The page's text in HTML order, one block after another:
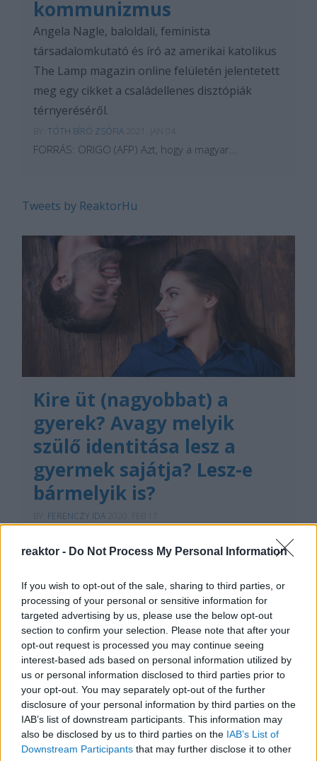
reaktor - Do Not Process My Personal Information
If you wish to opt-out of the sale, sharing to third parties, or
processing of your personal or sensitive information for
targeted advertising by us, please use the below opt-out
section to confirm your selection. Please note that after your
opt-out request is processed you may continue seeing
interest-based ads based on personal information utilized by
us or personal information disclosed to third parties prior to
your opt-out. You may separately opt-out of the further
disclosure of your personal information by third parties on the
IAB’s list of downstream participants. This information may
also be disclosed by us to third parties on the IAB’s List of
Downstream Participants that may further disclose it to other
kommunizmus
Angela Nagle, baloldali, feminista
társadalomkutató és író az amerikai katolikus
The Lamp magazin online felületén jelentetett
meg egy cikket a családellenes disztópiák
térnyeréséről.
TÓTH BÍRÓ ZSÓFIA
FORRÁS: ORIGO (AFP) Azt, hogy a magyar...
Tweets by ReaktorHu
Kire üt (nagyobbat) a
gyerek? Avagy melyik
szülő identitása lesz a
gyermek sajátja? Lesz-e
bármelyik is?
FERENCZY IDA
törvényszerű, hogy suba a subához megy, már
régen nem kötelező forgatókönyv hogy a falu
már nem lehet biztosra mondani, hogy két közeli
kovácsmester egykorú gyermekei egymásnak
vannak szánva. A szerelem - és így a…
Tetszik 0
REAKTOR